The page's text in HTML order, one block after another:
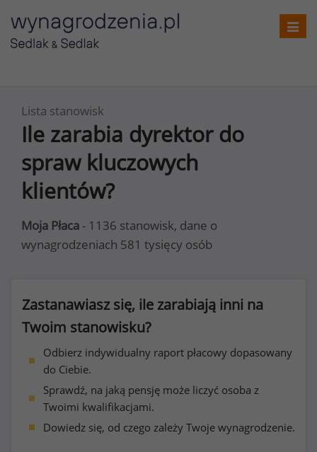
Lista stanowisk
Ile zarabia dyrektor do
spraw kluczowych
klientów?
Moja Płaca - 1136 stanowisk, dane o
wynagrodzeniach 581 tysięcy osób
Zastanawiasz się, ile zarabiają inni na
Twoim stanowisku?
Odbierz indywidualny raport płacowy dopasowany
do Ciebie.
Sprawdź, na jaką pensję może liczyć osoba z
Twoimi kwalifikacjami.
Dowiedz się, od czego zależy Twoje wynagrodzenie.